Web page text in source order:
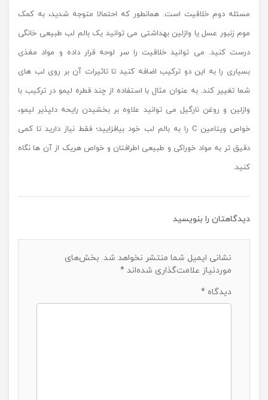
مسئله دوم خلاقیت است. همانطور که احتمالا متوجه شدید، به کمک
موم زنبور عسل یا وازلین بهداشتی می توانید یک بالم لب طبیعی خانگی
درست کنید. می توانید خلاقیت را سر لوحه قرار داده و مواد مغذی
بسیاری را به این دو ترکیب اضافه کنید تا تاثیرات آن بر روی لب های
شما تغییر کند. به عنوان مثال با استفاده از چند قطره لیمو در ترکیب با
وازلین و روغن نارگیل می توانید علاوه بر بخشیدن رایحه دلپذیر لیمو،
خواص ویتامین C را به بالم لب خود بیافزایید؛ فقط نیاز دارید تا کمی
دقیق تر به مواد خوراکی و طبیعی اطرافتان و خواص هریک از آن ها نگاه
کنید.
دیدگاهتان را بنویسید
نشانی ایمیل شما منتشر نخواهد شد. بخش‌های
موردنیاز علامت‌گذاری شده‌اند *
دیدگاه *